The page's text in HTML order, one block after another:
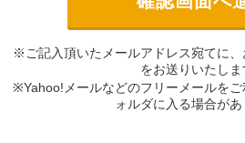
※ご記入頂いたメールアドレス宛てに
をお送りいたしま
※Yahoo!メールなどのフリーメールを
ォルダに入る場合があ